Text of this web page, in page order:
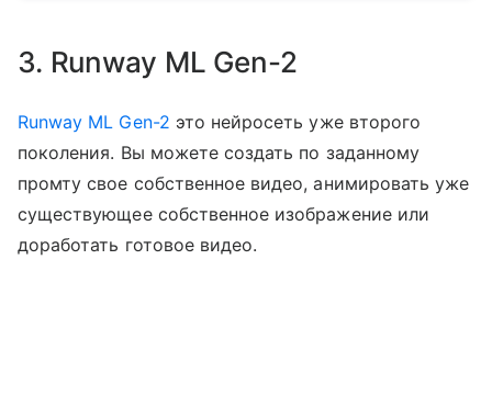
3. Runway ML Gen-2
Runway ML Gen-2 это нейросеть уже второго
поколения. Вы можете создать по заданному
промту свое собственное видео, анимировать уже
существующее собственное изображение или
доработать готовое видео.